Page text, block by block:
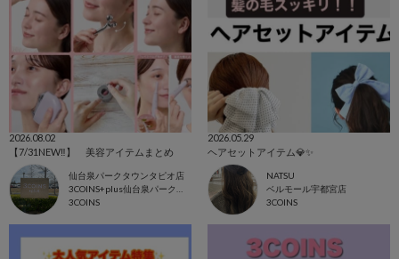
2026.08.02
【7/31NEW‼︎】 美容アイテムまとめ
仙台泉パークタウンタピオ店
3COINS+plus仙台泉パークタウンタピオ店
3COINS
2026.05.29
ヘアセットアイテム💎✨️
NATSU
ベルモール宇都宮店
3COINS